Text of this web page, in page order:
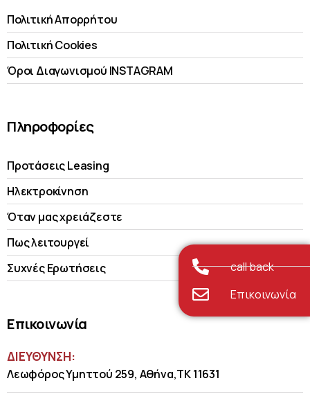
Πολιτική Απορρήτου
Πολιτική Cookies
Όροι Διαγωνισμού INSTAGRAM
Πληροφορίες
Προτάσεις Leasing
Ηλεκτροκίνηση
Όταν μας χρειάζεστε
Πως λειτουργεί
Συχνές Ερωτήσεις
Επικοινωνία
ΔΙΕΥΘΥΝΣΗ:
Λεωφόρος Υμηττού 259, Αθήνα,ΤΚ 11631
call back
Επικοινωνία